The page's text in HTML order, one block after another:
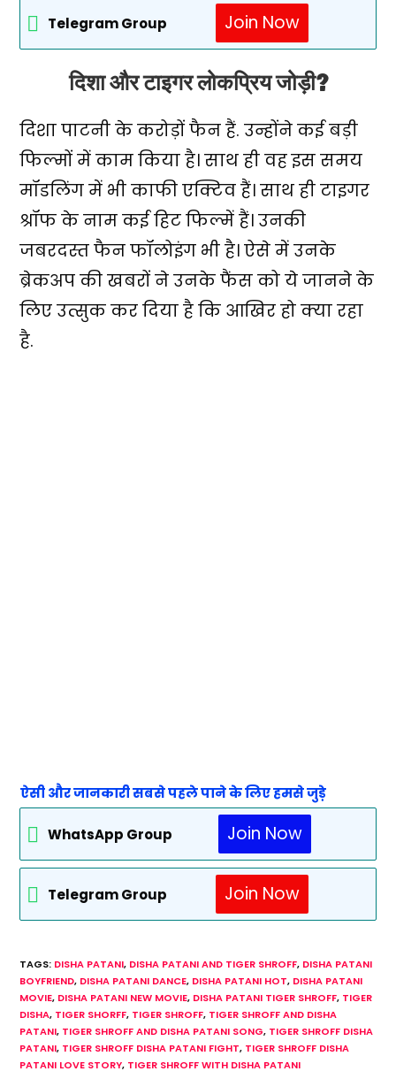
Telegram Group Join Now
दिशा और टाइगर लोकप्रिय जोड़ी?
दिशा पाटनी के करोड़ों फैन हैं. उन्होंने कई बड़ी
फिल्मों में काम किया है। साथ ही वह इस समय
मॉडलिंग में भी काफी एक्टिव हैं। साथ ही टाइगर
श्रॉफ के नाम कई हिट फिल्में हैं। उनकी
जबरदस्त फैन फॉलोइंग भी है। ऐसे में उनके
ब्रेकअप की खबरों ने उनके फैंस को ये जानने के
लिए उत्सुक कर दिया है कि आखिर हो क्या रहा
है.
ऐसी और जानकारी सबसे पहले पाने के लिए हमसे जुड़े
WhatsApp Group Join Now
Telegram Group Join Now
TAGS: DISHA PATANI, DISHA PATANI AND TIGER SHROFF, DISHA PATANI
BOYFRIEND, DISHA PATANI DANCE, DISHA PATANI HOT, DISHA PATANI
MOVIE, DISHA PATANI NEW MOVIE, DISHA PATANI TIGER SHROFF, TIGER
DISHA, TIGER SHORFF, TIGER SHROFF, TIGER SHROFF AND DISHA
PATANI, TIGER SHROFF AND DISHA PATANI SONG, TIGER SHROFF DISHA
PATANI, TIGER SHROFF DISHA PATANI FIGHT, TIGER SHROFF DISHA
PATANI LOVE STORY, TIGER SHROFF WITH DISHA PATANI